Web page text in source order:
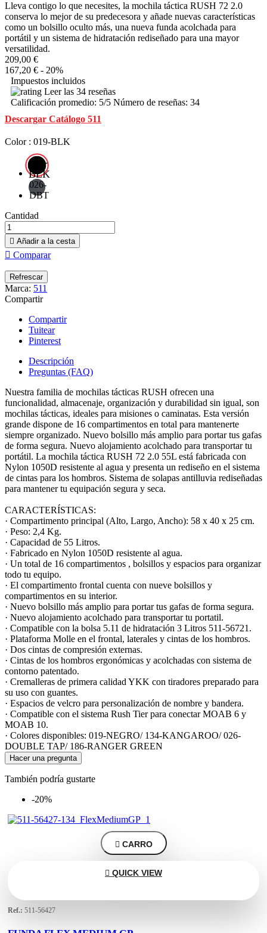
Lleva contigo lo que necesites, la mochila táctica RUSH 72 2.0
conserva lo mejor de su predecesora y añade nuevas características
como un bolsillo oculto más, una nueva funda acolchada para
portátil y un sistema de hidratación rediseñado para una mayor
versatilidad.
209,00 €
167,20 € - 20%
Impuestos incluidos
Leer las 34 reseñas
Calificación promedio: 5/5 Número de reseñas: 34
Descargar Catálogo 511
Color : 019-BLK
019-
BLK
026-
DBT
Cantidad
 Añadir a la cesta
 Comparar
Marca: 511
Compartir
Compartir
Tuitear
Pinterest
Descripción
Preguntas (FAQ)
Nuestra familia de mochilas tácticas RUSH ofrecen una
funcionalidad, almacenaje, organización y durabilidad sin igual, son
mochilas tácticas, ideales para misiones o caminatas. Esta versión
grande dispone de 16 compartimentos en total para mantenerte
siempre organizado. Nuevo bolsillo más amplio para portar tus gafas
de forma segura. Nuevo alojamiento acolchado para transportar tu
portátil. La mochila táctica RUSH 72 2.0 55L está fabricada con
Nylon 1050D resistente al agua y presenta un rediseño en el sistema
de cintas para los hombros. Sistema de solapas antilluvia rediseñadas
para mantener tu equipación segura y seca.
CARACTERÍSTICAS:
· Compartimento principal (Alto, Largo, Ancho): 58 x 40 x 25 cm.
· Peso: 2,4 Kg.
· Capacidad de 55 Litros.
· Fabricado en Nylon 1050D resistente al agua.
· Un total de 16 compartimentos , bolsillos y espacios para organizar
todo tu equipo.
· El compartimento frontal cuenta con nueve bolsillos y
compartimentos en su interior.
· Nuevo bolsillo más amplio para portar tus gafas de forma segura.
· Nuevo alojamiento acolchado para transportar tu portatil.
· Compatible con la bolsa 5.11 de hidratación 3 Litros 511-56721.
· Plataforma Molle en el frontal, laterales y cintas de los hombros.
· Dos cintas de compresión externas.
· Cintas de los hombros ergonómicas y acolchadas con sistema de
contorno patentado.
· Cremalleras de primera calidad YKK con tiradores preparado para
su uso con guantes.
· Espacios de velcro para personalización de nombre y bandera.
· Compatible con el sistema Rush Tier para conectar MOAB 6 y
MOAB 10.
· Colores disponibles: 019-NEGRO/ 134-KANGAROO/ 026-
DOUBLE TAP/ 186-RANGER GREEN
Hacer una pregunta
También podría gustarte
-20%
 CARRO
 QUICK VIEW
Ref.: 511-56427